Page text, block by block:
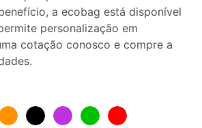
a ecobag está disponível
personalização em
cotação conosco e compre a